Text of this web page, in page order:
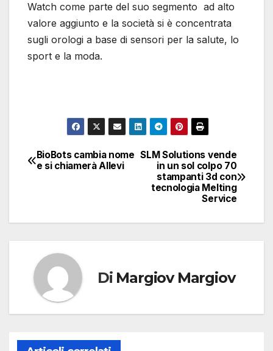
Watch come parte del suo segmento ad alto
valore aggiunto e la società si è concentrata
sugli orologi a base di sensori per la salute, lo
sport e la moda.
NavigazioneSLM Solutions vende
in un sol colpo 70
stampanti 3d con
tecnologia Melting
Service
BioBots cambia nome
e si chiamerà Allevi
Di Margiov Margiov